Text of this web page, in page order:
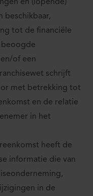
en (lopende)
beschikbaar,
tot de financiële
beoogde
of een
schrijft
met betrekking tot
en de relatie
in het
heeft de
informatie die van
in de